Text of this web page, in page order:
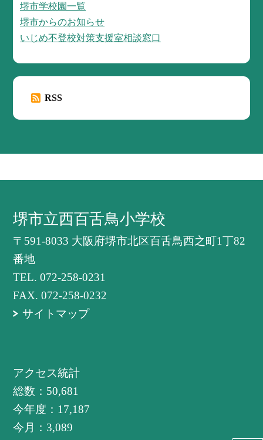
堺市学校園一覧
堺市からのお知らせ
いじめ不登校対策支援室相談窓口
RSS
堺市立西百舌鳥小学校
〒591-8033 大阪府堺市北区百舌鳥西之町1丁82
番地
TEL.072-258-0231
FAX. 072-258-0232
サイトマップ
アクセス統計
総数： 50,681
今年度： 17,187
今月： 3,089